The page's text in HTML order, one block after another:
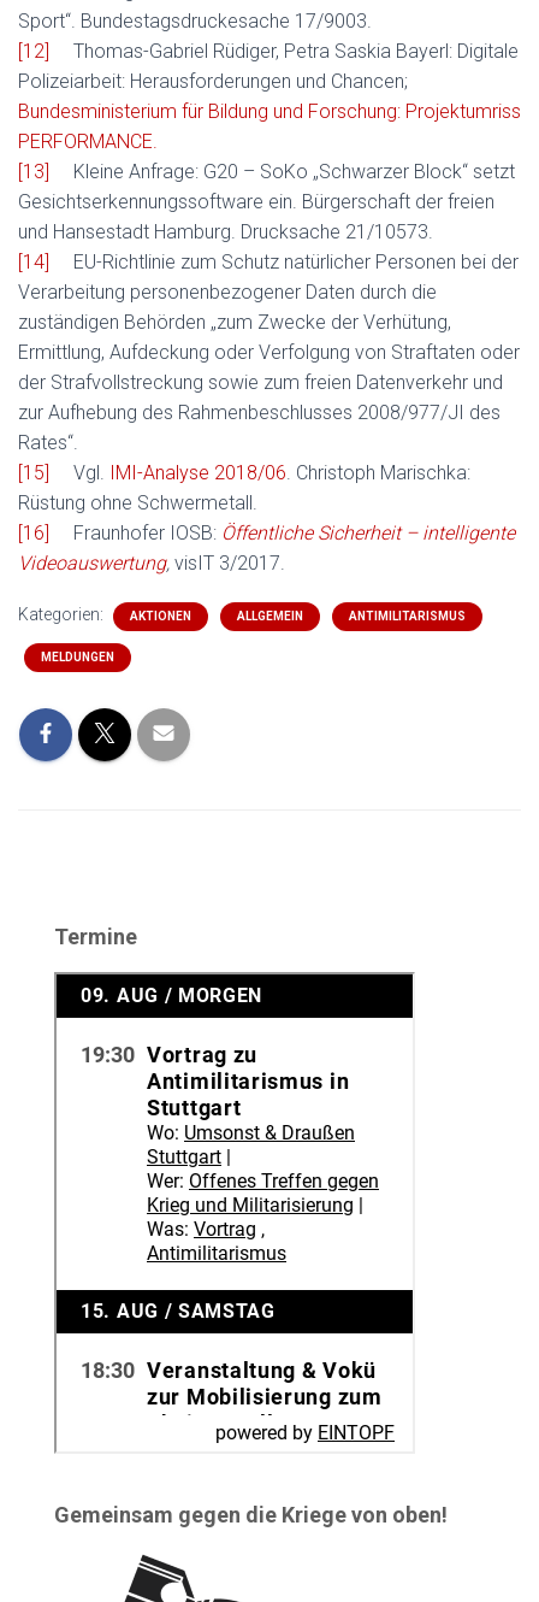
Sport“. Bundestagsdruckesache 17/9003.
[12]
Thomas-Gabriel Rüdiger, Petra Saskia Bayerl: Digitale
Polizeiarbeit: Herausforderungen und Chancen;
Bundesministerium für Bildung und Forschung: Projektumriss
PERFORMANCE.
[13]
Kleine Anfrage: G20 – SoKo „Schwarzer Block“ setzt
Gesichtserkennungssoftware ein. Bürgerschaft der freien
und Hansestadt Hamburg. Drucksache 21/10573.
[14]
EU-Richtlinie zum Schutz natürlicher Personen bei der
Verarbeitung personenbezogener Daten durch die
zuständigen Behörden „zum Zwecke der Verhütung,
Ermittlung, Aufdeckung oder Verfolgung von Straftaten oder
der Strafvollstreckung sowie zum freien Datenverkehr und
zur Aufhebung des Rahmenbeschlusses 2008/977/JI des
Rates“.
[15]
Vgl. IMI-Analyse 2018/06. Christoph Marischka:
Rüstung ohne Schwermetall.
[16]
Fraunhofer IOSB: Öffentliche Sicherheit – intelligente
Videoauswertung, visIT 3/2017.
Kategorien: AKTIONEN ALLGEMEIN ANTIMILITARISMUS
MELDUNGEN
Termine
Gemeinsam gegen die Kriege von oben!